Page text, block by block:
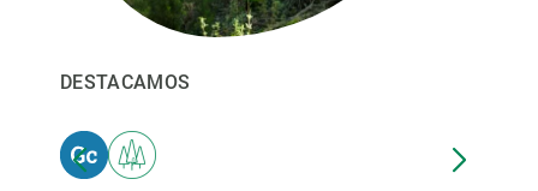
DESTACAMOS